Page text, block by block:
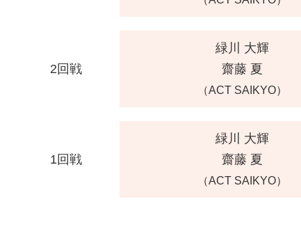
2回戦
緑川 大輝
齋藤 夏
（ACT SAIKYO）
1回戦
緑川 大輝
齋藤 夏
（ACT SAIKYO）